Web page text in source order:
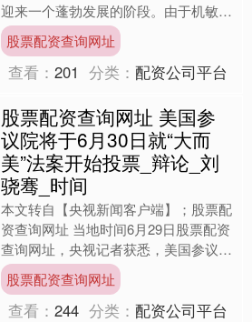
迎来一个蓬勃发展的阶段。由于机敏的
头脑和出色的应变能力，属相猴的人在
事业上极有可能抓住契机，....
股票配资查询网址
查看：201 分类：配资公司平台
股票配资查询网址 美国参
议院将于6月30日就“大而
美”法案开始投票_辩论_刘
骁骞_时间
本文转自【央视新闻客户端】；股票配
资查询网址 当地时间6月29日股票配资
查询网址，央视记者获悉，美国参议院
将于当地时间6月30日上午9时就“大而
美”法案开始投票....
股票配资查询网址
查看：244 分类：配资公司平台